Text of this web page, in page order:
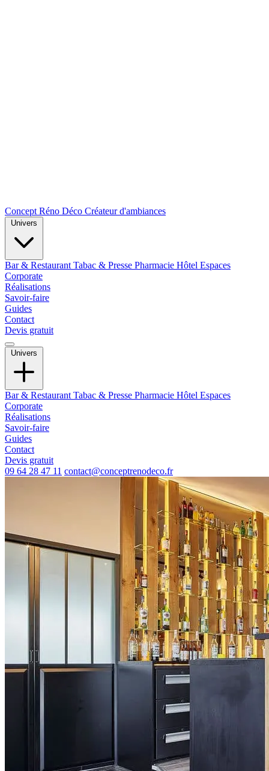
Concept Réno Déco Créateur d'ambiances
Bar & Restaurant Tabac & Presse Pharmacie Hôtel Espaces
Corporate
Réalisations
Savoir-faire
Guides
Contact
Devis gratuit
Univers
Bar & Restaurant Tabac & Presse Pharmacie Hôtel Espaces
Corporate
Réalisations
Savoir-faire
Guides
Contact
Devis gratuit
09 64 28 47 11 contact@conceptrenodeco.fr